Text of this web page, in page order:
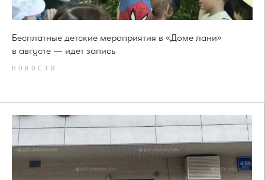
Бесплатные детские мероприятия в «Доме лани»
в августе — идет запись
НОВОСТИ